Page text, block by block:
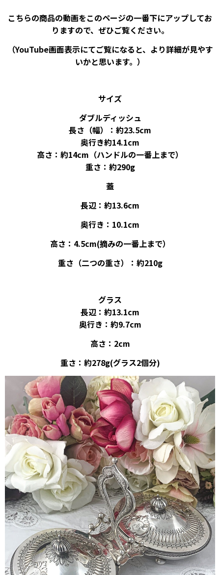
こちらの商品の動画をこのページの一番下にアップしてお
りますので、ぜひご覧ください。
（YouTube画面表示にてご覧になると、より詳細が見やす
いかと思います。）
サイズ
ダブルディッシュ
長さ（幅）：約23.5cm
奥行き約14.1cm
高さ：約14cm（ハンドルの一番上まで）
重さ：約290g
蓋
長辺：約13.6cm
奥行き：10.1cm
高さ：4.5cm(摘みの一番上まで）
重さ（二つの重さ）：約210g
グラス
長辺：約13.1cm
奥行き：約9.7cm
高さ：2cm
重さ：約278g(グラス2個分)